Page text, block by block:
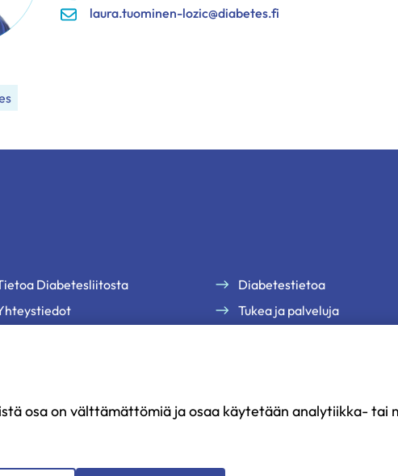
laura.tuominen-lozic@diabetes.fi
Diabetesliitosta
Diabetestietoa
Tukea ja palveluja
Yritysyhteistyö ja
osa on välttämättömiä ja osaa käytetään analytiikka- tai